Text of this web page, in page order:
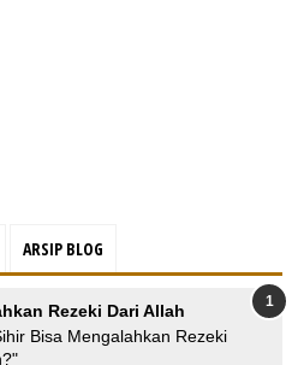
ARSIP BLOG
Rezeki Dari Allah
Bisa Mengalahkan Rezeki